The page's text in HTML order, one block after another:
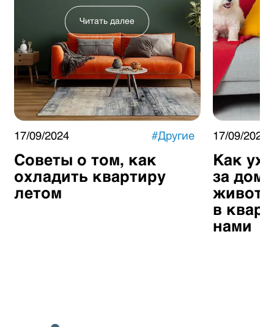
Читать далее
17/09/2024 #Другие
Советы о том, как
охладить квартиру
летом
17/09/2024
Как
за
в
нами